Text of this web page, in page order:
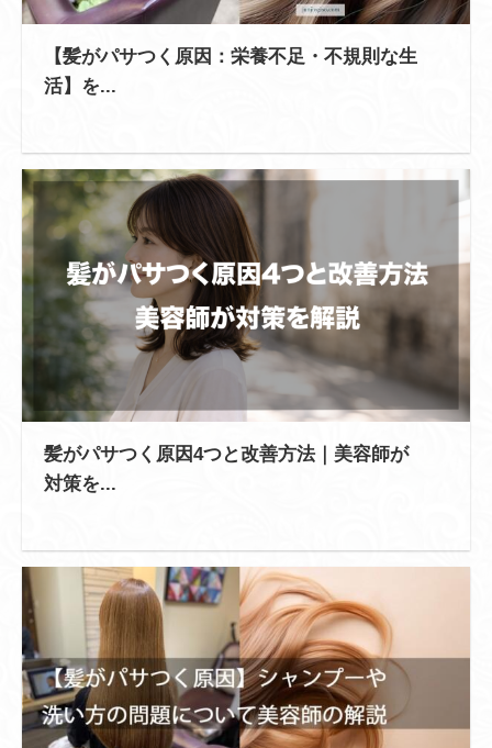
【髪がパサつく原因：栄養不足・不規則な生
活】を...
髪がパサつく原因4つと改善方法｜美容師が
対策を...